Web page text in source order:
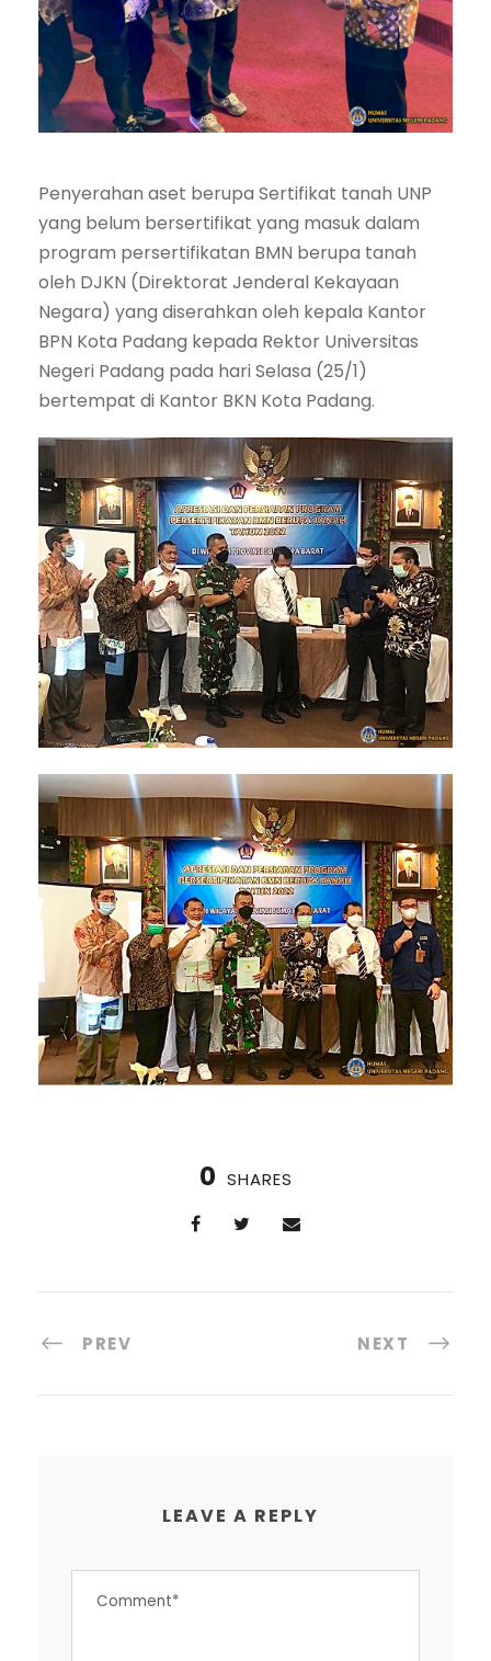
Penyerahan aset berupa Sertifikat tanah UNP
yang belum bersertifikat yang masuk dalam
program persertifikatan BMN berupa tanah
oleh DJKN (Direktorat Jenderal Kekayaan
Negara) yang diserahkan oleh kepala Kantor
BPN Kota Padang kepada Rektor Universitas
Negeri Padang pada hari Selasa (25/1)
bertempat di Kantor BKN Kota Padang.
0 SHARES
PREV NEXT
LEAVE A REPLY